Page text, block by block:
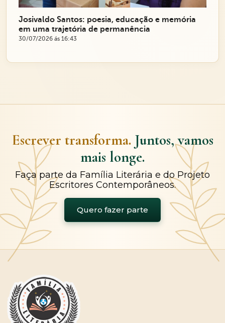
Josivaldo Santos: poesia, educação e memória
em uma trajetória de permanência
30/07/2026 ás 16:43
Escrever transforma. Juntos, vamos
mais longe.
Faça parte da Família Literária e do Projeto
Escritores Contemporâneos.
Quero fazer parte